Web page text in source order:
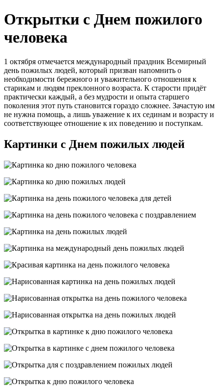
Открытки с Днем пожилого
человека
1 октября отмечается международный праздник Всемирный
день пожилых людей, который призван напомнить о
необходимости бережного и уважительного отношения к
старикам и людям преклонного возраста. К старости придёт
практически каждый, а без мудрости и опыта старшего
поколения этот путь становится гораздо сложнее. Зачастую им
не нужна помощь, а лишь уважение к их сединам и возрасту и
соответствующее отношение к их поведению и поступкам.
Картинки с Днем пожилых людей